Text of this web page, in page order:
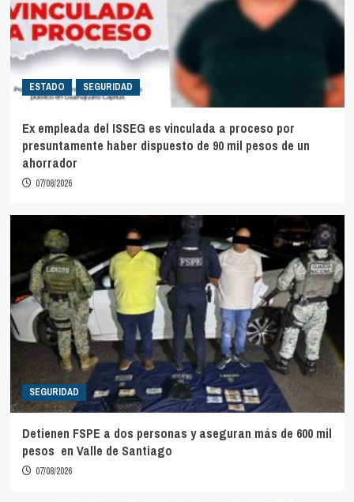
ESTADO SEGURIDAD
Ex empleada del ISSEG es vinculada a proceso por
presuntamente haber dispuesto de 90 mil pesos de un
ahorrador
07/08/2026
SEGURIDAD
Detienen FSPE a dos personas y aseguran más de 600 mil
pesos en Valle de Santiago
07/08/2026